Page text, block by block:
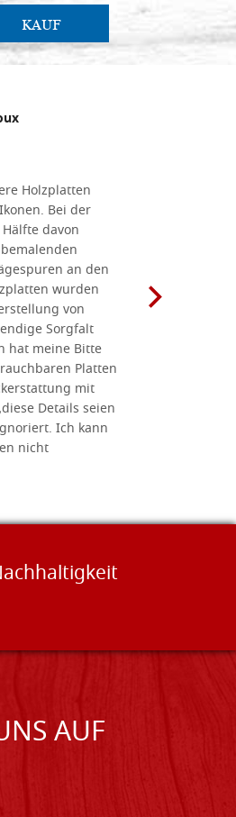
KAUF
Holzplatten
Bei der
davon
an den
wurden
von
Sorgfalt
hat meine Bitte
Platten
mit
Details seien
Ich kann
nicht
AUF